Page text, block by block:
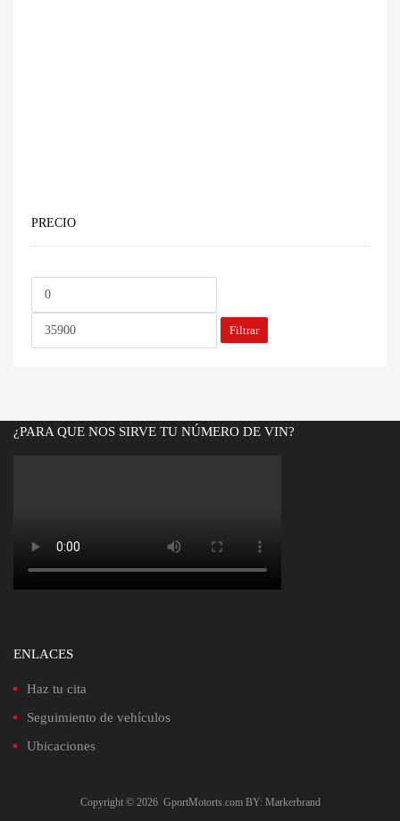
PRECIO
Filtrar
¿PARA QUE NOS SIRVE TU NÚMERO DE VIN?
ENLACES
Haz tu cita
Seguimiento de vehículos
Ubicaciones
Copyright © 2026 GportMotorts.com BY: Markerbrand